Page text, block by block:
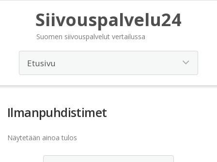
Siivouspalvelu24
Suomen siivouspalvelut vertailussa
Ilmanpuhdistimet
Näytetään ainoa tulos